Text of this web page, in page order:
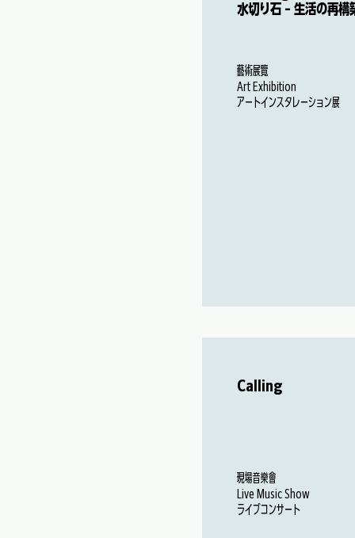
水切り石 - 生活の再構
藝術展覽
Art Exhibition
アートインスタレーション展
Calling
現場音樂會
Live Music Show
ライブコンサート